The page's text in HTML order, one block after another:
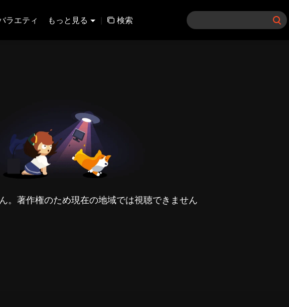
ラエティ もっと見る | 検索
。著作権のため現在の地域では視聴できません